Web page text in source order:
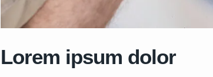
Lorem ipsum dolor